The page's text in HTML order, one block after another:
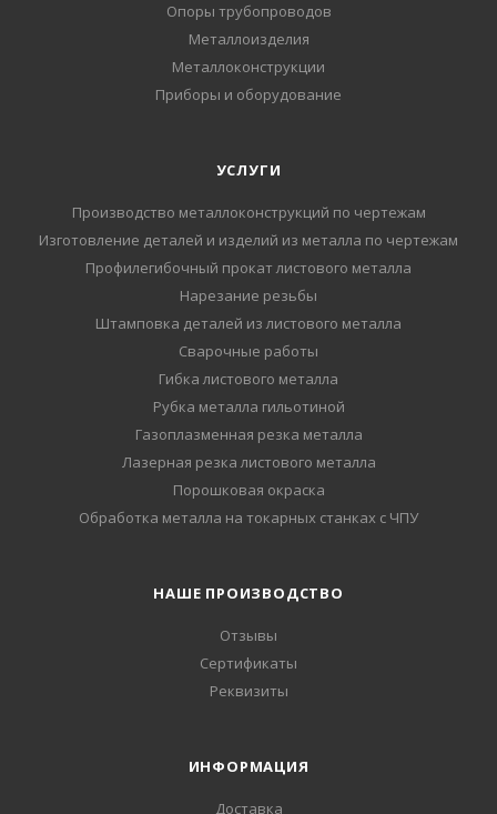
Опоры трубопроводов
Металлоизделия
Металлоконструкции
Приборы и оборудование
УСЛУГИ
Производство металлоконструкций по чертежам
Изготовление деталей и изделий из металла по чертежам
Профилегибочный прокат листового металла
Нарезание резьбы
Штамповка деталей из листового металла
Сварочные работы
Гибка листового металла
Рубка металла гильотиной
Газоплазменная резка металла
Лазерная резка листового металла
Порошковая окраска
Обработка металла на токарных станках с ЧПУ
НАШЕ ПРОИЗВОДСТВО
Отзывы
Сертификаты
Реквизиты
ИНФОРМАЦИЯ
Доставка